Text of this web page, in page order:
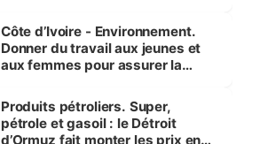
Côte d’Ivoire - Environnement.
Donner du travail aux jeunes et
aux femmes pour assurer la
menacées
Produits pétroliers. Super,
pétrole et gasoil : le Détroit
d’Ormuz fait monter les prix en